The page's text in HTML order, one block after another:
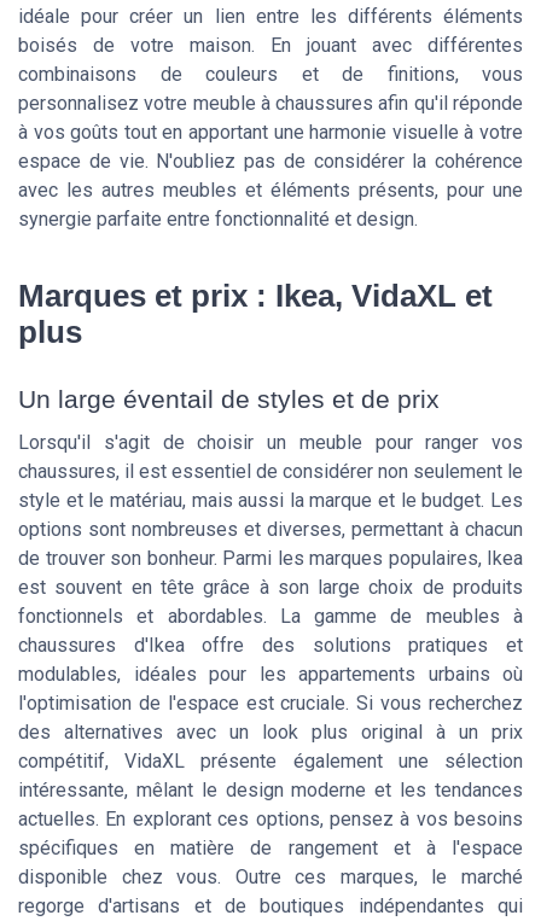
idéale pour créer un lien entre les différents éléments
boisés de votre maison. En jouant avec différentes
combinaisons de couleurs et de finitions, vous
personnalisez votre meuble à chaussures afin qu'il réponde
à vos goûts tout en apportant une harmonie visuelle à votre
espace de vie. N'oubliez pas de considérer la cohérence
avec les autres meubles et éléments présents, pour une
synergie parfaite entre fonctionnalité et design.
Marques et prix : Ikea, VidaXL et
plus
Un large éventail de styles et de prix
Lorsqu'il s'agit de choisir un meuble pour ranger vos
chaussures, il est essentiel de considérer non seulement le
style et le matériau, mais aussi la marque et le budget. Les
options sont nombreuses et diverses, permettant à chacun
de trouver son bonheur. Parmi les marques populaires, Ikea
est souvent en tête grâce à son large choix de produits
fonctionnels et abordables. La gamme de meubles à
chaussures d'Ikea offre des solutions pratiques et
modulables, idéales pour les appartements urbains où
l'optimisation de l'espace est cruciale. Si vous recherchez
des alternatives avec un look plus original à un prix
compétitif, VidaXL présente également une sélection
intéressante, mêlant le design moderne et les tendances
actuelles. En explorant ces options, pensez à vos besoins
spécifiques en matière de rangement et à l'espace
disponible chez vous. Outre ces marques, le marché
regorge d'artisans et de boutiques indépendantes qui